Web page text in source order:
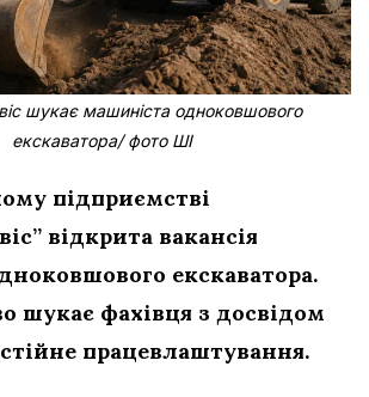
шукає машиніста одноковшового
екскаватора/ фото ШІ
підприємстві
відкрита вакансія
екскаватора.
шукає фахівця з досвідом
працевлаштування.